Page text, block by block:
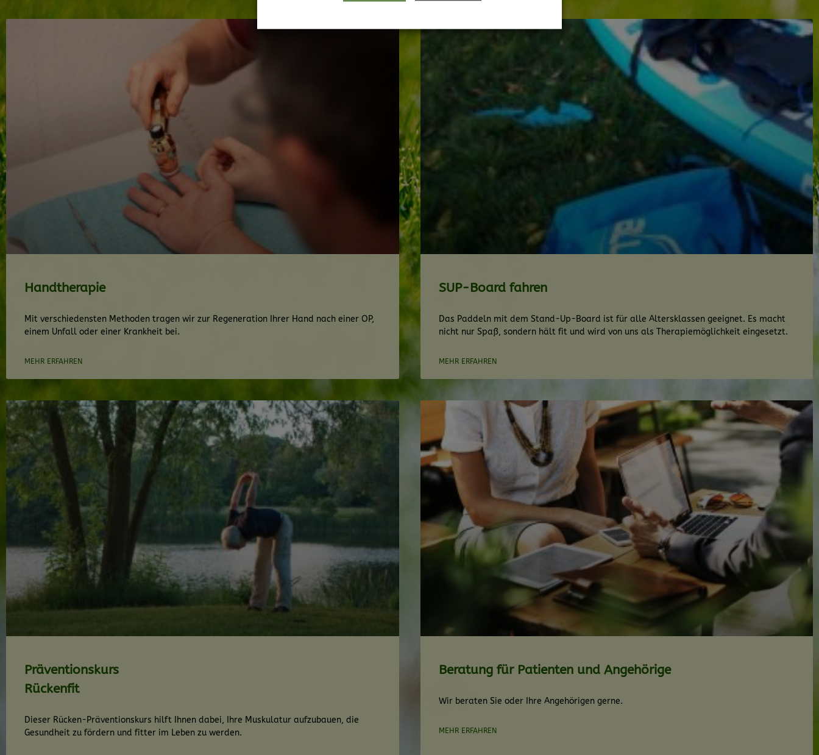
Handtherapie
Mit verschiedensten Methoden tragen wir zur Regeneration Ihrer Hand nach einer OP,
einem Unfall oder einer Krankheit bei.
MEHR ERFAHREN
SUP-Board fahren
Das Paddeln mit dem Stand-Up-Board ist für alle Altersklassen geeignet. Es macht
nicht nur Spaß, sondern hält fit und wird von uns als Therapiemöglichkeit eingesetzt.
MEHR ERFAHREN
Präventionskurs
Rückenfit
Dieser Rücken-Präventionskurs hilft Ihnen dabei, Ihre Muskulatur aufzubauen, die
Gesundheit zu fördern und fitter im Leben zu werden.
Beratung für Patienten und Angehörige
Wir beraten Sie oder Ihre Angehörigen gerne.
MEHR ERFAHREN